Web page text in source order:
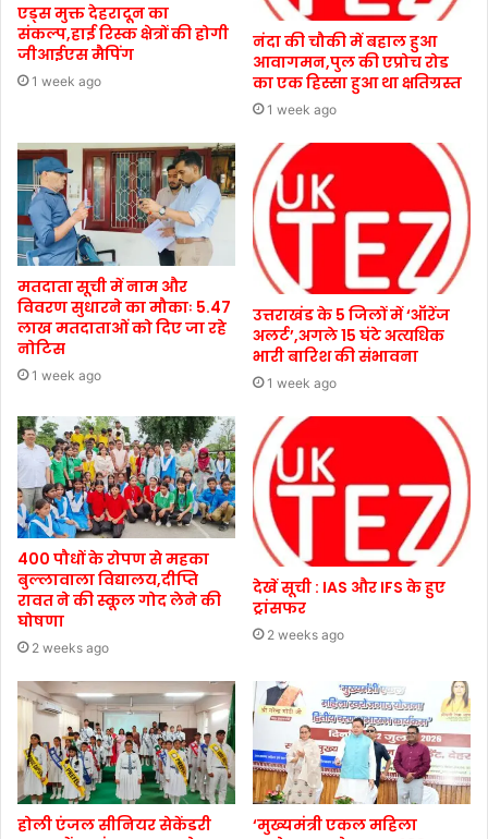
एड्स मुक्त देहरादून का
संकल्प,हाई रिस्क क्षेत्रों की होगी
जीआईएस मैपिंग
1 week ago
नंदा की चौकी में बहाल हुआ
आवागमन,पुल की एप्रोच रोड
का एक हिस्सा हुआ था क्षतिग्रस्त
1 week ago
मतदाता सूची में नाम और
विवरण सुधारने का मौकाः 5.47
लाख मतदाताओं को दिए जा रहे
नोटिस
1 week ago
उत्तराखंड के 5 जिलों में ‘ऑरेंज
अलर्ट’,अगले 15 घंटे अत्यधिक
भारी बारिश की संभावना
1 week ago
400 पौधों के रोपण से महका
बुल्लावाला विद्यालय,दीप्ति
रावत ने की स्कूल गोद लेने की
घोषणा
2 weeks ago
देखें सूची : IAS और IFS के हुए
ट्रांसफर
2 weeks ago
होली एंजल सीनियर सेकेंडरी
‘मुख्यमंत्री एकल महिला